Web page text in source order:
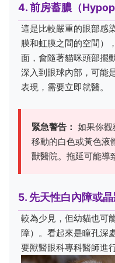
4. 前房蓄膿（
這是比較嚴重的眼部感
膜和虹膜之間的空間）
面，會隨著貓咪頭部擺
深入到眼球內部，可能
表現，需要立即就醫。
緊急警告： 如果你
移動的白色或黃色液
獸醫院。拖延可能導
5. 先天性白內障或
較為少見，但幼貓也可
障）。看起來是瞳孔深
要獸醫眼科專科醫師進